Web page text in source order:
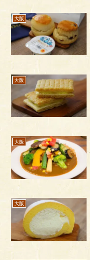
大阪
大阪
大阪
大阪